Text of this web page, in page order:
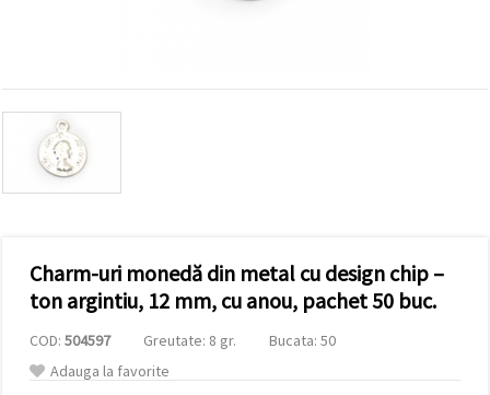
afișa
conținut și
reclame
relevante,
analiză și
acord să
utilizați
toate
cookie -
Charm-uri monedă din metal cu design chip –
ton argintiu, 12 mm, cu anou, pachet 50 buc.
COD: 504597 Greutate: 8 gr.
Bucata: 50
Adauga la favorite